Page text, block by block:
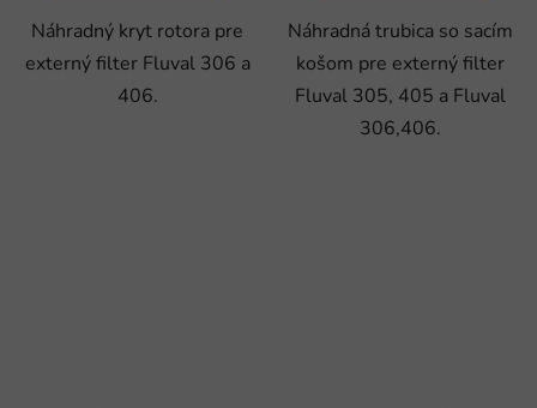
Náhradný kryt rotora pre
externý filter Fluval 306 a
406.
Náhradná trubica so sacím
košom pre externý filter
Fluval 305, 405 a Fluval
306,406.